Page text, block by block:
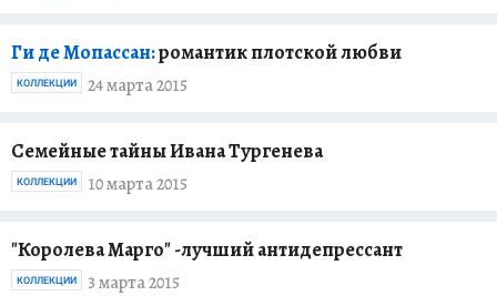
Ги де Мопассан:романтик плотской любви
24 марта 2015
КОЛЛЕКЦИИ
Семейные тайны Ивана Тургенева
10 марта 2015
КОЛЛЕКЦИИ
"Королева Марго" -лучший антидепрессант
3 марта 2015
КОЛЛЕКЦИИ